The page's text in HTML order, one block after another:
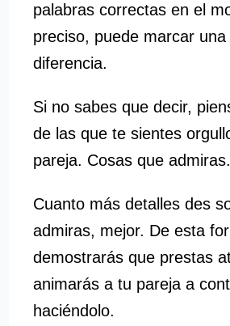
palabras correctas en el
preciso, puede marcar una
diferencia.
Si no sabes que decir,
de las que te sientes
pareja. Cosas que admiras.
Cuanto más detalles des
admiras, mejor. De esta
demostrarás que prestas
animarás a tu pareja a
haciéndolo.